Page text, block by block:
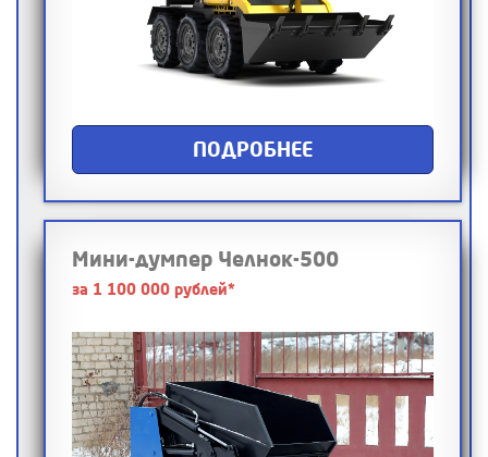
ПОДРОБНЕЕ
Мини-думпер Челнок-500
за 1 100 000 рублей*